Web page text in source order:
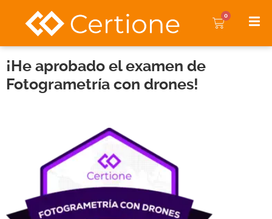
0
¡He aprobado el examen de
Fotogrametría con drones!